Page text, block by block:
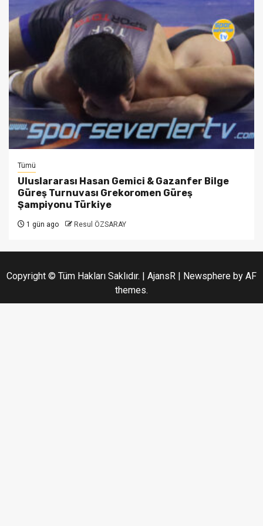
Tümü
Uluslararası Hasan Gemici & Gazanfer Bilge
Güreş Turnuvası Grekoromen Güreş
Şampiyonu Türkiye
1 gün ago Resul ÖZSARAY
Copyright © Tüm Hakları Saklıdır. | AjansR | Newsphere by AF
themes.